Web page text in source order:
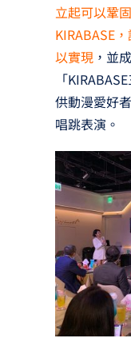
立起可以鞏
KIRABASE
以實現，並
「
供動漫愛好
唱跳表演。